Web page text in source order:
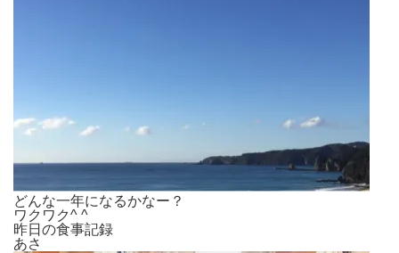
どんな一年になるかなー？
ワクワク^ ^
昨日の食事記録
あさ